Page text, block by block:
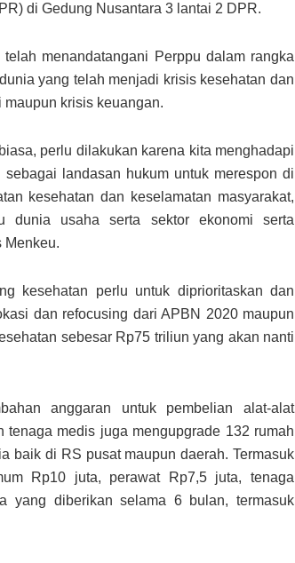
di Gedung Nusantara 3 lantai 2 DPR.
menandatangani Perppu dalam rangka
yang telah menjadi krisis kesehatan dan
krisis keuangan.
perlu dilakukan karena kita menghadapi
landasan hukum untuk merespon di
kesehatan dan keselamatan masyarakat,
dunia usaha serta sektor ekonomi serta
Menkeu.
kesehatan perlu untuk diprioritaskan dan
dan refocusing dari APBN 2020 maupun
sebesar Rp75 triliun yang akan nanti
anggaran untuk pembelian alat-alat
medis juga mengupgrade 132 rumah
baik di RS pusat maupun daerah. Termasuk
Rp10 juta, perawat Rp7,5 juta, tenaga
yang diberikan selama 6 bulan, termasuk